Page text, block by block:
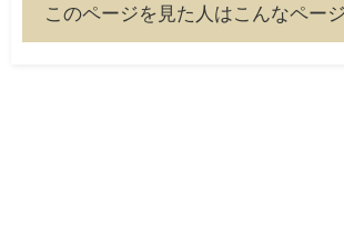
このページを見た人はこんなペー